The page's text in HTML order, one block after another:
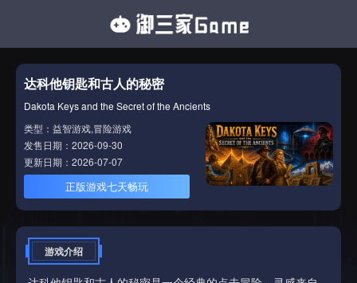
达科他钥匙和古人的秘密
Dakota Keys and the Secret of the Ancients
类型：益智游戏,冒险游戏
发售日期：2026-09-30
更新日期：2026-07-07
正版游戏七天畅玩
游戏介绍